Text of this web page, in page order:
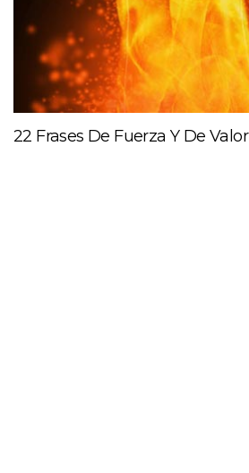
22 Frases De Fuerza Y De Valor